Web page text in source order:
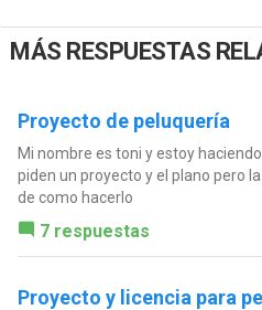
MÁS RESPUESTAS
Proyecto de peluquería
Mi nombre es toni y estoy
piden un proyecto y el plano pero
de como hacerlo
7 respuestas
Proyecto y licencia para